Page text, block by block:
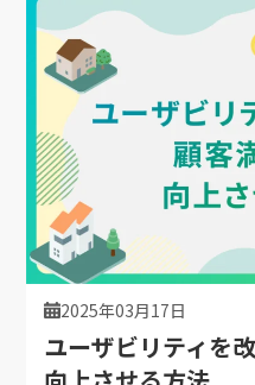
2025年03月17日
ユーザビリティを